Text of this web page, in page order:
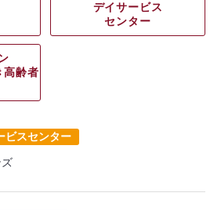
デイサービス
センター
高齢者
ビスセンター